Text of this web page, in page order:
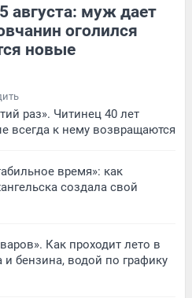
августа: муж дает
оголился
новые
раз». Читинец 40 лет
всегда к нему возвращаются
время»: как
создала свой
Как проходит лето в
бензина, водой по графику